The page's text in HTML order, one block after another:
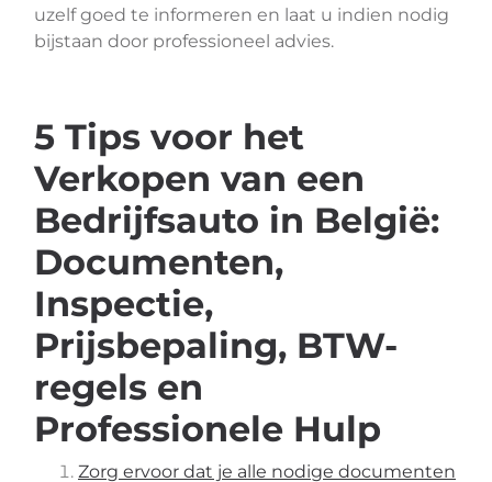
uzelf goed te informeren en laat u indien nodig
bijstaan door professioneel advies.
5 Tips voor het
Verkopen van een
Bedrijfsauto in België:
Documenten,
Inspectie,
Prijsbepaling, BTW-
regels en
Professionele Hulp
Zorg ervoor dat je alle nodige documenten